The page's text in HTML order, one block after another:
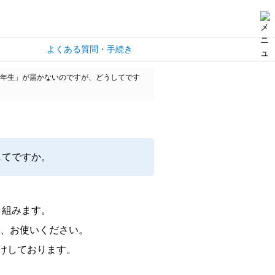
よくある質問・手続き
生」が届かないのですが、どうしてです
ですか。
みます。
お使いください。
ております。